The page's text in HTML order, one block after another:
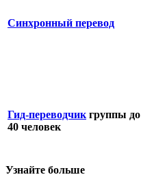
Синхронный перевод
Гид-переводчик группы до
40 человек
Узнайте больше